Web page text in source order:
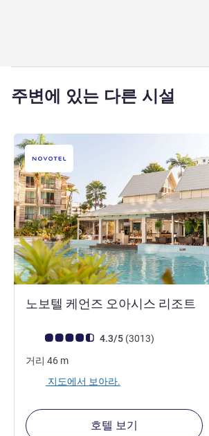
주변에 있는 다른 시설
노보텔 케언즈 오아시스 리조트
고객 평점 (ALL 평가)4.3/5 (3013리뷰
)
거리 46 m
지도에서 보아라.
호텔 보기